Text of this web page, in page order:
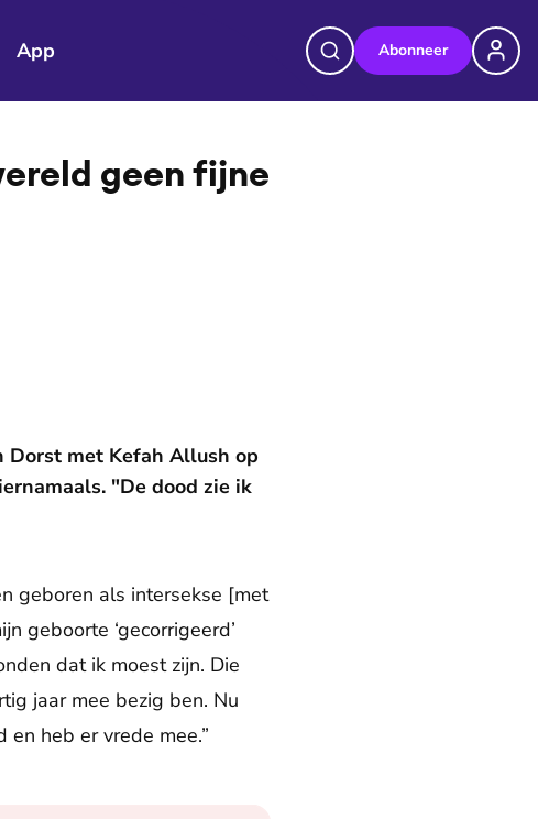
App Abonneer
©EO
geen fijne
Dorst met Kefah Allush op
"De dood zie ik
geboren als intersekse [met
geboorte ‘gecorrigeerd’
dat ik moest zijn. Die
jaar mee bezig ben. Nu
heb er vrede mee.”